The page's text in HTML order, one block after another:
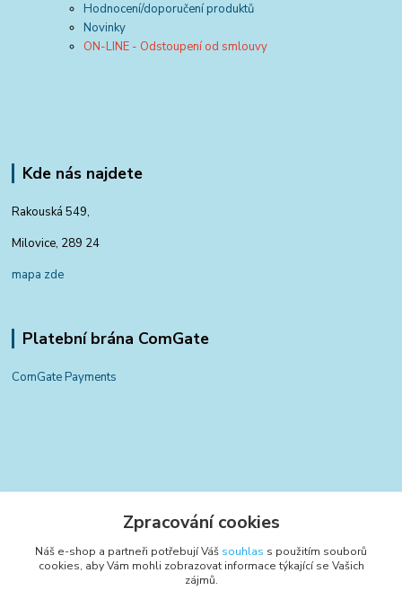
Hodnocení/doporučení produktů
Novinky
ON-LINE - Odstoupení od smlouvy
Kde nás najdete
Rakouská 549,
Milovice, 289 24
mapa zde
Platební brána ComGate
ComGate Payments
+420 797 834 700
(Po-Pá, 8-15:30 hod.)
Zpracování cookies
Náš e-shop a partneři potřebují Váš souhlas s použitím souborů
cookies, aby Vám mohli zobrazovat informace týkající se Vašich
zájmů.